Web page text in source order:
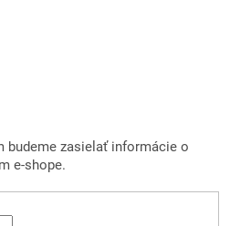
budeme zasielať informácie o
e-shope.